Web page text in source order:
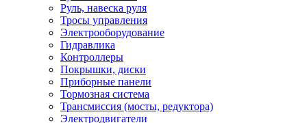
Руль, навеска руля
Тросы управления
Электрооборудование
Гидравлика
Контроллеры
Покрышки, диски
Приборные панели
Тормозная система
Трансмиссия (мосты, редуктора)
Электродвигатели